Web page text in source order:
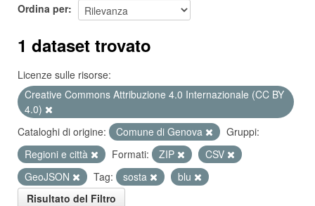
Ordina per
1 dataset trovato
Licenze sulle risorse:
Creative Commons Attribuzione 4.0 Internazionale (CC BY
4.0)
Cataloghi di origine:
Comune di Genova
Gruppi:
Regioni e città
Formati: ZIP
CSV
GeoJSON
Tag: sosta
blu
Risultato del Filtro